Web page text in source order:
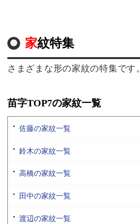
家紋特集
さまざまな形の家紋の特集です。
苗字TOP7の家紋一覧
佐藤の家紋一覧
鈴木の家紋一覧
高橋の家紋一覧
田中の家紋一覧
渡辺の家紋一覧